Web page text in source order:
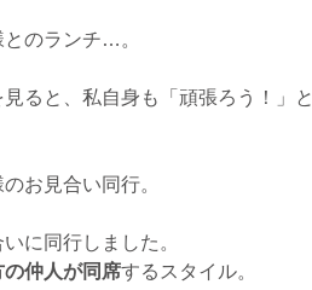
のランチ…。
ると、私自身も「頑張ろう！」と
お見合い同行。
に同行しました。
の仲人が同席するスタイル。